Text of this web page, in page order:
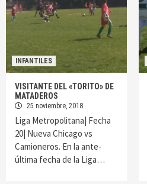
INFANTILES
VISITANTE DEL «TORITO» DE
MATADEROS
25 noviembre, 2018
Liga Metropolitana| Fecha
20| Nueva Chicago vs
Camioneros. En la ante-
última fecha de la Liga…